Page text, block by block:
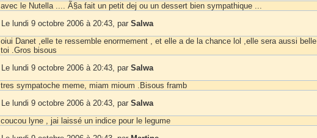
avec le Nutella .... Ã§a fait un petit dej ou un dessert bien sympathique ...
Le lundi 9 octobre 2006 à 20:43, par Salwa
oiui Danet ,elle te ressemble enormement , et elle a de la chance lol ,elle sera aussi
toi .Gros bisous
Le lundi 9 octobre 2006 à 20:43, par Salwa
tres sympatoche meme, miam mioum .Bisous framb
Le lundi 9 octobre 2006 à 20:43, par Salwa
coucou lyne , jai laissé un indice pour le legume